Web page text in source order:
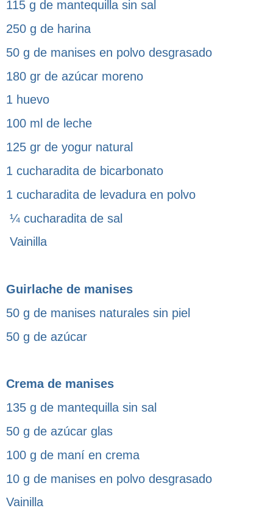
115 g de mantequilla sin sal
250 g de harina
50 g de manises en polvo desgrasado
180 gr de azúcar moreno
1 huevo
100 ml de leche
125 gr de yogur natural
1 cucharadita de bicarbonato
1 cucharadita de levadura en polvo
¼ cucharadita de sal
Vainilla
Guirlache de manises
50 g de manises naturales sin piel
50 g de azúcar
Crema de manises
135 g de mantequilla sin sal
50 g de azúcar glas
100 g de maní en crema
10 g de manises en polvo desgrasado
Vainilla